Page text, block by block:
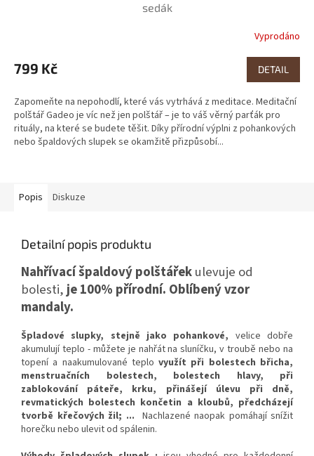
sedák
produktu
je
z
5
hvězdiček.
Vyprodáno
799 Kč DETAIL
Zapomeňte na nepohodlí, které vás vytrhává z meditace. Meditační
polštář Gadeo je víc než jen polštář – je to váš věrný parťák pro
rituály, na které se budete těšit. Díky přírodní výplni z pohankových
nebo špaldových slupek se okamžitě přizpůsobí...
Popis Diskuze
Detailní popis produktu
Nahřívací špaldový polštářekulevuje od
bolesti,je 100% přírodní. Oblíbený vzor
mandaly.
Špladové slupky, stejně jako pohankové, velice dobře
akumulují teplo - můžete je nahřát na sluníčku, v troubě nebo na
topení a naakumulované teplovyužít při bolestech břicha,
menstruačních bolestech, bolestech hlavy, při
zablokování páteře, krku, přinášejí úlevu při dně,
revmatických bolestech končetin a kloubů, předcházejí
tvorbě křečových žil; ... Nachlazené naopak pomáhají snížit
horečku nebo ulevit od spálenin.